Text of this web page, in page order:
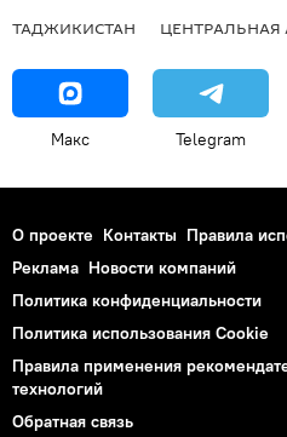
ТАДЖИКИСТАН ЦЕНТРАЛЬНАЯ
Макс Telegram
О проекте Контакты Правила
Реклама Новости компаний
Политика конфиденциальности
Политика использования Cookie
Правила применения
технологий
Обратная связь